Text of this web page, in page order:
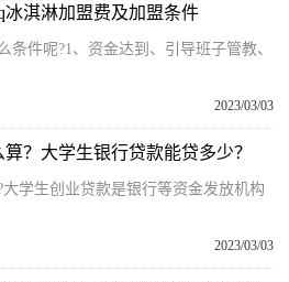
淇淋加盟费及加盟条件
条件呢?1、资金达到、引导班子管教、
2023/03/03
？大学生银行贷款能贷多少？
学生创业贷款是银行等资金发放机构
2023/03/03